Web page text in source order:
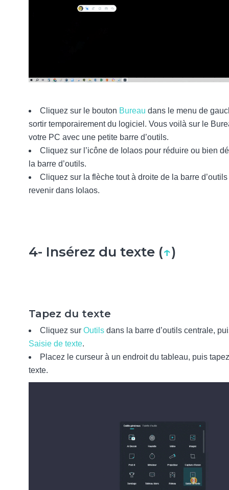
Cliquez sur le bouton Bureau dans le menu de
sortir temporairement du logiciel. Vous voilà sur le
votre PC avec une petite barre d’outils.
Cliquez sur l’icône de Iolaos pour réduire ou bien
la barre d’outils.
Cliquez sur la flèche tout à droite de la barre
revenir dans Iolaos.
4- Insérez du texte (↑)
Tapez du texte
Cliquez sur Outils dans la barre d’outils centrale,
Saisie de texte.
Placez le curseur à un endroit du tableau, puis
texte.